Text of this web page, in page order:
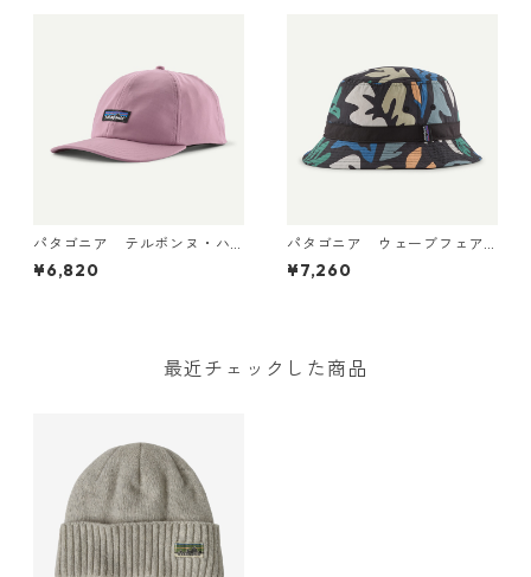
パタゴニア テルボンヌ・ハ
ット (カラー Light Violet) P
atagonia Terrebonne Hat 日
¥6,820
パタゴニア ウェーブフェア
ラー・バケツ・ハット （カ
ラーKaleido: Black） Patago
¥7,260
最近チェックした商品